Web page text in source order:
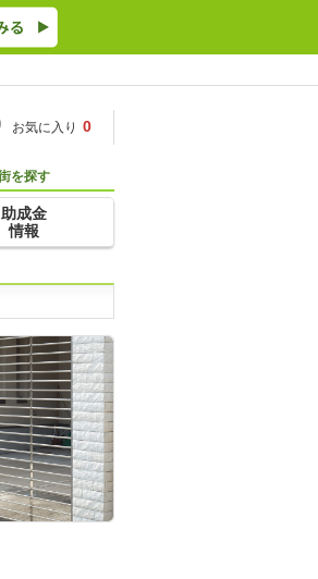
お気に入り 0
を探す
助成金
情報